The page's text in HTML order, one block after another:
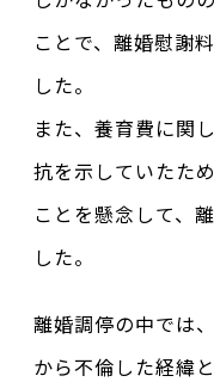
ことで、離婚慰謝
した。
また、養育費に関
抗を示していたた
ことを懸念して、
した。
離婚調停の中では
から不倫した経緯